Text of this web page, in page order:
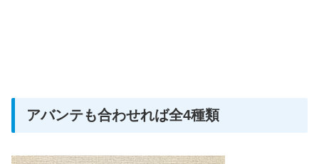
アバンテも合わせれば全4種類